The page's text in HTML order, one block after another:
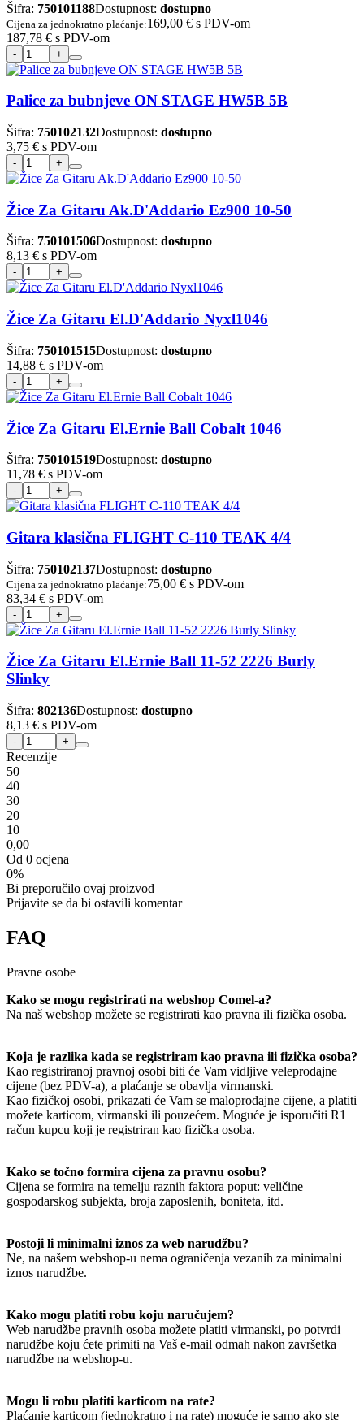
Šifra: 750101188Dostupnost: dostupno
Cijena za jednokratno plaćanje:169,00 € s PDV-om
187,78 € s PDV-om
Palice za bubnjeve ON STAGE HW5B 5B
Šifra: 750102132Dostupnost: dostupno
3,75 € s PDV-om
Žice Za Gitaru Ak.D'Addario Ez900 10-50
Šifra: 750101506Dostupnost: dostupno
8,13 € s PDV-om
Žice Za Gitaru El.D'Addario Nyxl1046
Šifra: 750101515Dostupnost: dostupno
14,88 € s PDV-om
Žice Za Gitaru El.Ernie Ball Cobalt 1046
Šifra: 750101519Dostupnost: dostupno
11,78 € s PDV-om
Gitara klasična FLIGHT C-110 TEAK 4/4
Šifra: 750102137Dostupnost: dostupno
Cijena za jednokratno plaćanje:75,00 € s PDV-om
83,34 € s PDV-om
Žice Za Gitaru El.Ernie Ball 11-52 2226 Burly
Slinky
Šifra: 802136Dostupnost: dostupno
8,13 € s PDV-om
Recenzije
50
40
30
20
10
0,00
Od 0 ocjena
0%
Bi preporučilo ovaj proizvod
Prijavite se da bi ostavili komentar
FAQ
Pravne osobe
Kako se mogu registrirati na webshop Comel-a?
Na naš webshop možete se registrirati kao pravna ili fizička osoba.
Koja je razlika kada se registriram kao pravna ili fizička osoba?
Kao registriranoj pravnoj osobi biti će Vam vidljive veleprodajne
cijene (bez PDV-a), a plaćanje se obavlja virmanski.
Kao fizičkoj osobi, prikazati će Vam se maloprodajne cijene, a platiti
možete karticom, virmanski ili pouzećem. Moguće je isporučiti R1
račun kupcu koji je registriran kao fizička osoba.
Kako se točno formira cijena za pravnu osobu?
Cijena se formira na temelju raznih faktora poput: veličine
gospodarskog subjekta, broja zaposlenih, boniteta, itd.
Postoji li minimalni iznos za web narudžbu?
Ne, na našem webshop-u nema ograničenja vezanih za minimalni
iznos narudžbe.
Kako mogu platiti robu koju naručujem?
Web narudžbe pravnih osoba možete platiti virmanski, po potvrdi
narudžbe koju ćete primiti na Vaš e-mail odmah nakon završetka
narudžbe na webshop-u.
Mogu li robu platiti karticom na rate?
Plaćanje karticom (jednokratno i na rate) moguće je samo ako ste